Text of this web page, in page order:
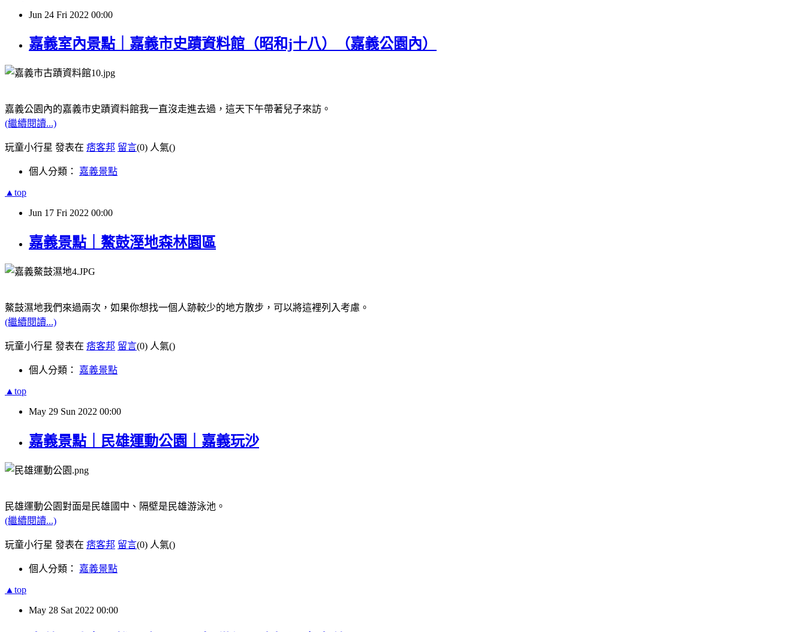
Jun 24 Fri 2022 00:00
嘉義室內景點｜嘉義市史蹟資料館（昭和j十八）（嘉義公園內）
嘉義公園內的嘉義市史蹟資料館我一直沒走進去過，這天下午帶著兒子來訪。
(繼續閱讀...)
玩童小行星 發表在 痞客邦 留言(0) 人氣()
個人分類： 嘉義景點
▲top
Jun 17 Fri 2022 00:00
嘉義景點｜鰲鼓溼地森林園區
鰲鼓濕地我們來過兩次，如果你想找一個人跡較少的地方散步，可以將這裡列入考慮。
(繼續閱讀...)
玩童小行星 發表在 痞客邦 留言(0) 人氣()
個人分類： 嘉義景點
▲top
May 29 Sun 2022 00:00
嘉義景點｜民雄運動公園｜嘉義玩沙
民雄運動公園對面是民雄國中、隔壁是民雄游泳池。
(繼續閱讀...)
玩童小行星 發表在 痞客邦 留言(0) 人氣()
個人分類： 嘉義景點
▲top
May 28 Sat 2022 00:00